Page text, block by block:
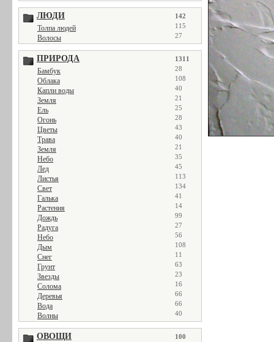
ЛЮДИ 142
Толпа людей 115
Волосы 27
ПРИРОДА 1311
Бамбук 28
Облака 108
Капли воды 40
Земля 21
Ель 25
Огонь 28
Цветы 43
Трава 40
Земля 21
Небо 35
Лед 45
Листья 113
Свет 134
Галька 41
Растения 14
Дождь 99
Радуга 27
Небо 56
Дым 108
Снег 11
Грунт 63
Звезды 23
Солома 16
Деревья 66
Вода 66
Волны 40
ОВОЩИ 100